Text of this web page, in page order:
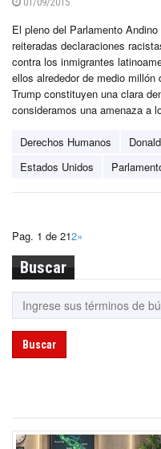
El pleno del Parlamento
reiteradas declaraciones
contra los inmigrantes
ellos alrededor de medio
Trump constituyen una clara
consideramos una amenaza a
Derechos Humanos
Estados Unidos
Pag. 1 de 212»
Buscar
Buscar